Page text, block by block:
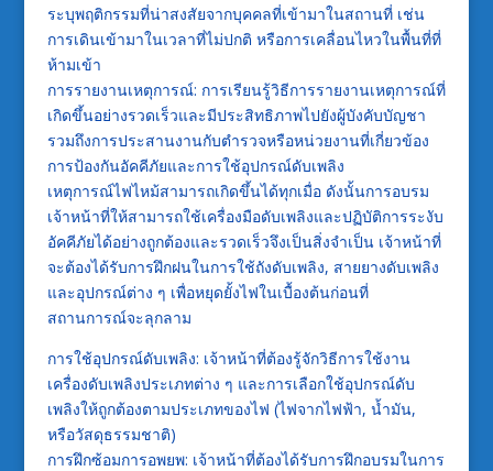
ระบุพฤติกรรมที่น่าสงสัยจากบุคคลที่เข้ามาในสถานที่ เช่น
การเดินเข้ามาในเวลาที่ไม่ปกติ หรือการเคลื่อนไหวในพื้นที่ที่
ห้ามเข้า
การรายงานเหตุการณ์: การเรียนรู้วิธีการรายงานเหตุการณ์ที่
เกิดขึ้นอย่างรวดเร็วและมีประสิทธิภาพไปยังผู้บังคับบัญชา
รวมถึงการประสานงานกับตำรวจหรือหน่วยงานที่เกี่ยวข้อง
การป้องกันอัคคีภัยและการใช้อุปกรณ์ดับเพลิง
เหตุการณ์ไฟไหม้สามารถเกิดขึ้นได้ทุกเมื่อ ดังนั้นการอบรม
เจ้าหน้าที่ให้สามารถใช้เครื่องมือดับเพลิงและปฏิบัติการระงับ
อัคคีภัยได้อย่างถูกต้องและรวดเร็วจึงเป็นสิ่งจำเป็น เจ้าหน้าที่
จะต้องได้รับการฝึกฝนในการใช้ถังดับเพลิง, สายยางดับเพลิง
และอุปกรณ์ต่าง ๆ เพื่อหยุดยั้งไฟในเบื้องต้นก่อนที่
สถานการณ์จะลุกลาม
การใช้อุปกรณ์ดับเพลิง: เจ้าหน้าที่ต้องรู้จักวิธีการใช้งาน
เครื่องดับเพลิงประเภทต่าง ๆ และการเลือกใช้อุปกรณ์ดับ
เพลิงให้ถูกต้องตามประเภทของไฟ (ไฟจากไฟฟ้า, น้ำมัน,
หรือวัสดุธรรมชาติ)
การฝึกซ้อมการอพยพ: เจ้าหน้าที่ต้องได้รับการฝึกอบรมในการ